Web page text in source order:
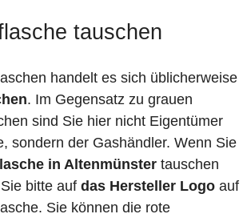
tauschen
handelt es sich üblicherweise
. Im Gegensatz zu grauen
sind Sie hier nicht Eigentümer
sondern der Gashändler. Wenn Sie
in Altenmünster tauschen
bitte auf das Hersteller Logo auf
Sie können die rote